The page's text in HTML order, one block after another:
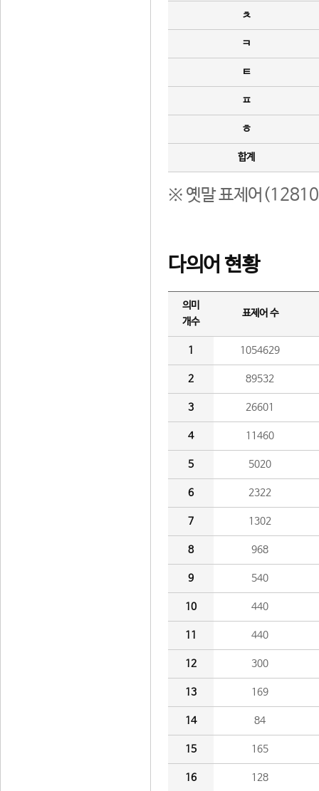
ㅊ
ㅋ
ㅌ
ㅍ
ㅎ
합계
※ 옛말 표제어(12810
다의어 현황
의미
개수
표제어 수
1 1054629
2 89532
3 26601
4 11460
5 5020
6 2322
7 1302
8 968
9 540
10 440
11 440
12 300
13 169
14 84
15 165
16 128